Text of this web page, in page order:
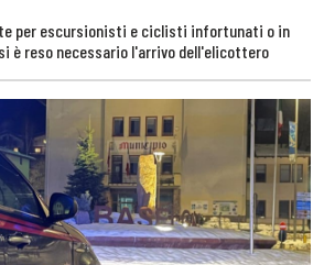
per escursionisti e ciclisti infortunati o in
è reso necessario l'arrivo dell'elicottero